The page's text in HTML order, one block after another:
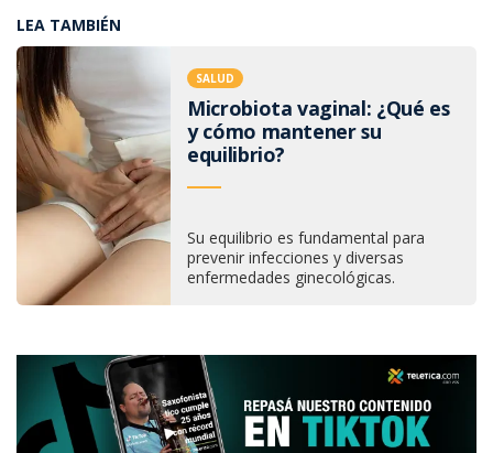
LEA TAMBIÉN
SALUD
Microbiota vaginal: ¿Qué es
y cómo mantener su
equilibrio?
Su equilibrio es fundamental para
prevenir infecciones y diversas
enfermedades ginecológicas.